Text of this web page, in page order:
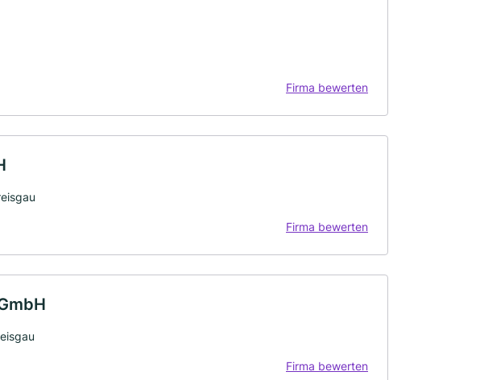
Firma bewerten
Firma bewerten
Firma bewerten